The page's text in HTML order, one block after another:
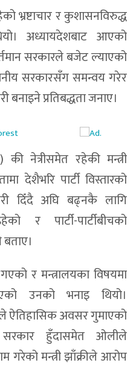
भ्रष्टाचार र कुशासनविरुद्ध
अध्यायदेशबाट आएको
सरकारले बजेट ल्याएको
सरकारसँग समन्वय गरेर
बनाइने प्रतिबद्धता जनाए।
नेत्रीसमेत रहेकी मन्त्री
देशैभरि पार्टी विस्तारको
दिँदै अघि बढ्नकै लागि
र पार्टी-पार्टीबीचको
र मन्त्रालयका विषयमा
उनको भनाइ थियो।
ऐतिहासिक अवसर गुमाएको
हुँदासमेत ओलीले
मन्त्री झाँक्रीले आरोप